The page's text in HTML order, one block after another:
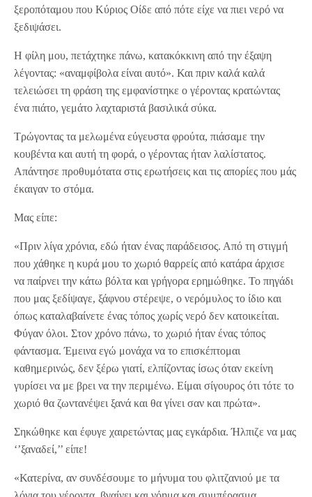
ξεροπόταμου που Κύριος Οίδε από πότε είχε να πιει νερό να
ξεδιψάσει.
Η φίλη μου, πετάχτηκε πάνω, κατακόκκινη από την έξαψη
λέγοντας: «αναμφίβολα είναι αυτό». Και πριν καλά καλά
τελειώσει τη φράση της εμφανίστηκε ο γέροντας κρατώντας
ένα πιάτο, γεμάτο λαχταριστά βασιλικά σύκα.
Τρώγοντας τα μελωμένα εύγευστα φρούτα, πιάσαμε την
κουβέντα και αυτή τη φορά, ο γέροντας ήταν λαλίστατος.
Απάντησε προθυμότατα στις ερωτήσεις και τις απορίες που μάς
έκαιγαν το στόμα.
Μας είπε:
«Πριν λίγα χρόνια, εδώ ήταν ένας παράδεισος. Από τη στιγμή
που χάθηκε η κυρά μου το χωριό θαρρείς από κατάρα άρχισε
να παίρνει την κάτω βόλτα και γρήγορα ερημώθηκε. Το πηγάδι
που μας ξεδίψαγε, ξάφνου στέρεψε, ο νερόμυλος το ίδιο και
όπως καταλαβαίνετε ένας τόπος χωρίς νερό δεν κατοικείται.
Φύγαν όλοι. Στον χρόνο πάνω, το χωριό ήταν ένας τόπος
φάντασμα. Έμεινα εγώ μονάχα να το επισκέπτομαι
καθημερινώς, δεν ξέρω γιατί, ελπίζοντας ίσως όταν εκείνη
γυρίσει να με βρει να την περιμένω. Είμαι σίγουρος ότι τότε το
χωριό θα ζωντανέψει ξανά και θα γίνει σαν και πρώτα».
Σηκώθηκε και έφυγε χαιρετώντας μας εγκάρδια. Ήλπιζε να μας
‘’ξαναδεί,’’ είπε!
«Κατερίνα, αν συνδέσουμε το μήνυμα του φλιτζανιού με τα